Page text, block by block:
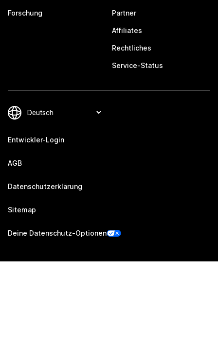
Forschung Partner
Affiliates
Rechtliches
Service-Status
Entwickler-Login
AGB
Datenschutzerklärung
Sitemap
Deine Datenschutz-Optionen